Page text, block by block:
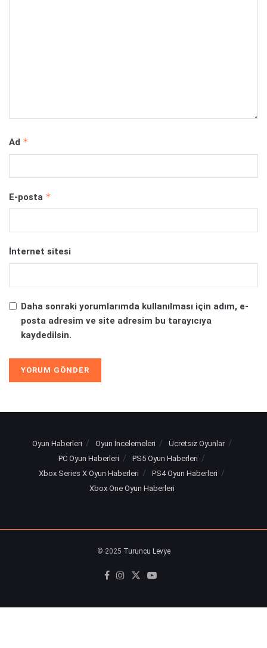
Ad *
E-posta *
İnternet sitesi
Daha sonraki yorumlarımda kullanılması için adım, e-
posta adresim ve site adresim bu tarayıcıya
kaydedilsin.
Oyun Haberleri Oyun İncelemeleri
Ücretsiz Oyunlar
PC Oyun Haberleri
PS5 Oyun Haberleri
Xbox Series X Oyun Haberleri
PS4 Oyun Haberleri
Xbox One Oyun Haberleri
© 2025 Turuncu Levye